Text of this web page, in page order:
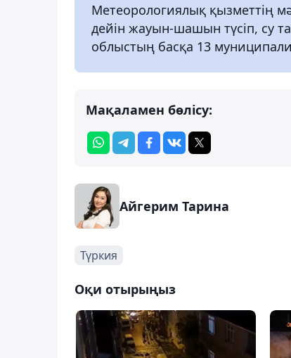
Метеорологиялық қызметтің
дейін жауын-шашын түсіп, су
облыстың басқа 13
Мақаламен бөлісу:
Айгерим Тарина
Түркия
Оқи отырыңыз